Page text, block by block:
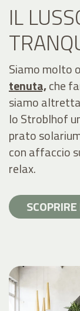
IL
Siamo molto
tenuta,che
siamo
lo Stroblhof
prato
con affaccio
relax.